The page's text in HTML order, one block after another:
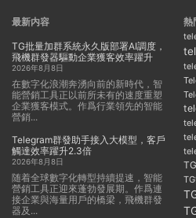
最新内容
TG批量加群系統永久版部署AI調度，
飛機群發器驅動企業獲客效率躍升
2026年8月8日
在數字化浪潮奔湧向前的新時代，智
能營銷工具正以前所未有的速度重塑
企業獲客模式。作爲行業領先的智能
營銷...
Telegram群發助手接入大模型，客戶
觸達效率躍升2.3倍
2026年8月8日
随着全球數字化轉型持續提速，智能
營銷工具正迎來蓬勃發展期。作爲連
接企業與海量用戶的橋梁，飛機群發
器及...
熱